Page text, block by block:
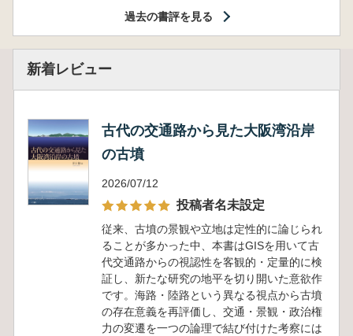
過去の書評を見る
新着レビュー
古代の交通路から見た大阪湾沿岸
の古墳
2026/07/12
投稿者名未設定
従来、古墳の景観や立地は定性的に論じられ
ることが多かった中、本書はGISを用いて古
代交通路からの視認性を客観的・定量的に検
証し、新たな研究の地平を切り開いた意欲作
です。海路・陸路という異なる視点から古墳
の存在意義を再評価し、交通・景観・政治権
力の変遷を一つの論理で結び付けた考察には